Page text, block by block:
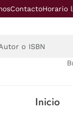
ContactoHorario
Inicio